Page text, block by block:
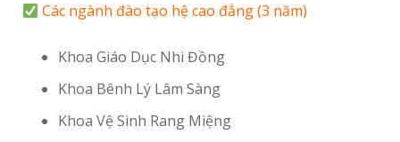
Các ngành đào tạo hệ cao đẳng (3 năm)
Khoa Giáo Dục Nhi Đồng
Khoa Bênh Lý Lâm Sàng
Khoa Vệ Sinh Rang Miệng